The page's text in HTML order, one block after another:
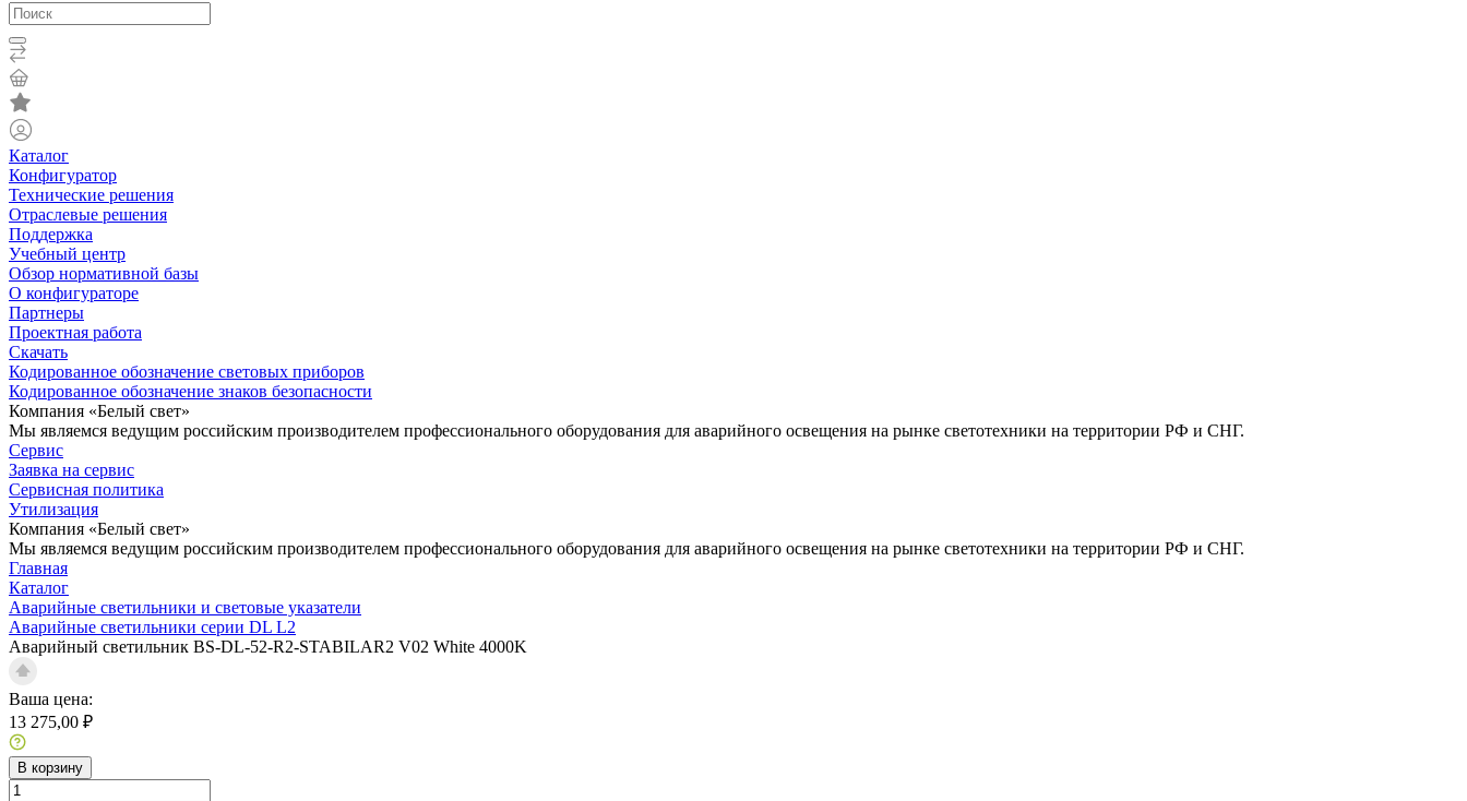
Каталог
Конфигуратор
Технические решения
Отраслевые решения
Поддержка
Учебный центр
Обзор нормативной базы
О конфигураторе
Партнеры
Проектная работа
Скачать
Кодированное обозначение световых приборов
Кодированное обозначение знаков безопасности
Компания «Белый свет»
Мы являемся ведущим российским производителем профессионального оборудования для аварийного освещения на рынке светотехники на территории РФ и СНГ.
Сервис
Заявка на сервис
Сервисная политика
Утилизация
Компания «Белый свет»
Мы являемся ведущим российским производителем профессионального оборудования для аварийного освещения на рынке светотехники на территории РФ и СНГ.
Главная
Каталог
Аварийные светильники и световые указатели
Аварийные светильники серии DL L2
Аварийный светильник BS-DL-52-R2-STABILAR2 V02 White 4000K
Ваша цена:
13 275,00 ₽
В корзину